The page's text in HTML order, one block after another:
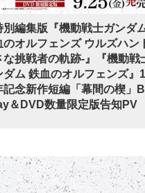
別編集版『機動戦士ガンダ
のオルフェンズ ウルズハン
な挑戦者の軌跡-』『機動戦
ダム 鉄血のオルフェンズ』
記念新作短編「幕間の楔」
＆DVD数量限定版告知PV